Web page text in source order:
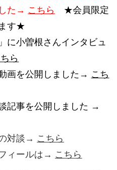
た→ こちら
★会員限定
す★
に小曽根さんインタビュ
ら
画を公開しました→ こち
記事を公開しました →
対談→ こちら
ィールは→ こちら